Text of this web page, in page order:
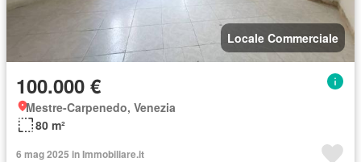
Locale Commerciale
100.000 €
Mestre-Carpenedo, Venezia
80 m²
6 mag 2025 in Immobiliare.it